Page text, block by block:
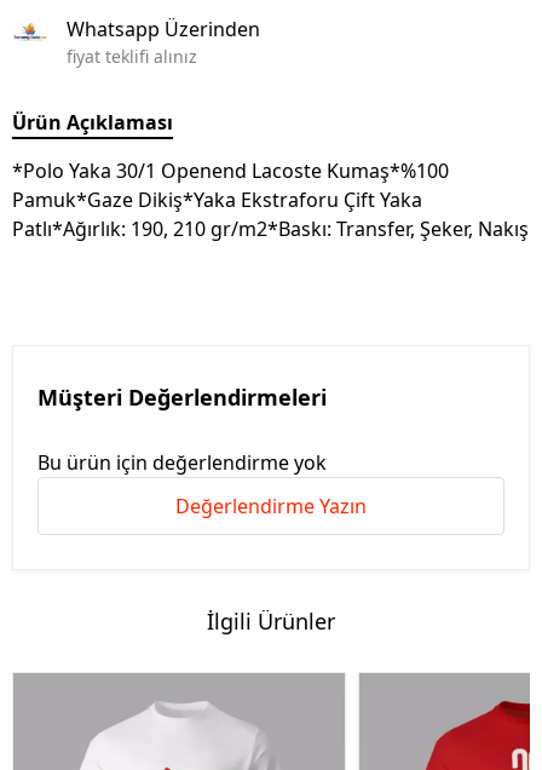
Whatsapp Üzerinden
fiyat teklifi alınız
Ürün Açıklaması
*Polo Yaka 30/1 Openend Lacoste Kumaş*%100
Pamuk*Gaze Dikiş*Yaka Ekstraforu Çift Yaka
Patlı*Ağırlık: 190, 210 gr/m2*Baskı: Transfer, Şeker, Nakış
Müşteri Değerlendirmeleri
Bu ürün için değerlendirme yok
Değerlendirme Yazın
İlgili Ürünler